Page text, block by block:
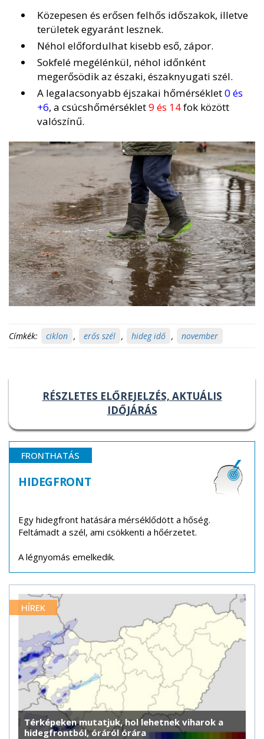
Közepesen és erősen felhős időszakok, illetve
területek egyaránt lesznek.
Néhol előfordulhat kisebb eső, zápor.
Sokfelé megélénkül, néhol időnként
megerősödik az északi, északnyugati szél.
A legalacsonyabb éjszakai hőmérséklet0 és
+6, a csúcshőmérséklet9 és 14fok között
valószínű.
Címkék: ciklon , erős szél , hideg idő , november
RÉSZLETES ELŐREJELZÉS, AKTUÁLIS
IDŐJÁRÁS
FRONTHATÁS
HIDEGFRONT
Egy hidegfront hatására mérséklődött a hőség.
Feltámadt a szél, ami csökkenti a hőérzetet.
A légnyomás emelkedik.
HÍREK
Térképeken mutatjuk, hol lehetnek viharok a
hidegfrontból, óráról órára